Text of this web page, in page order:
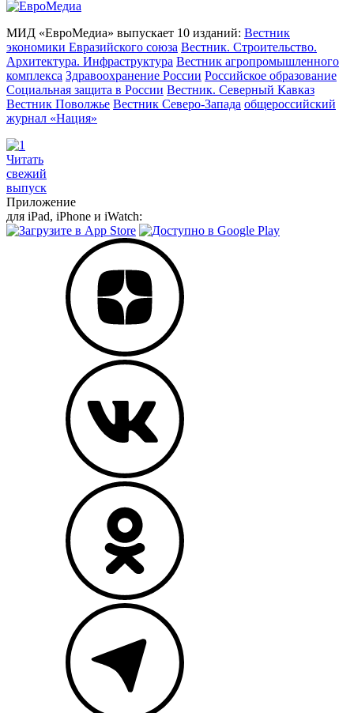
МИД «ЕвроМедиа» выпускает 10 изданий: Вестник
экономики Евразийского союза Вестник. Строительство.
Архитектура. Инфраструктура Вестник агропромышленного
комплекса Здравоохранение России Российское образование
Социальная защита в России Вестник. Северный Кавказ
Вестник Поволжье Вестник Северо-Запада общероссийский
журнал «Нация»
Читать
свежий
выпуск
Приложение
для iPad, iPhone и iWatch: